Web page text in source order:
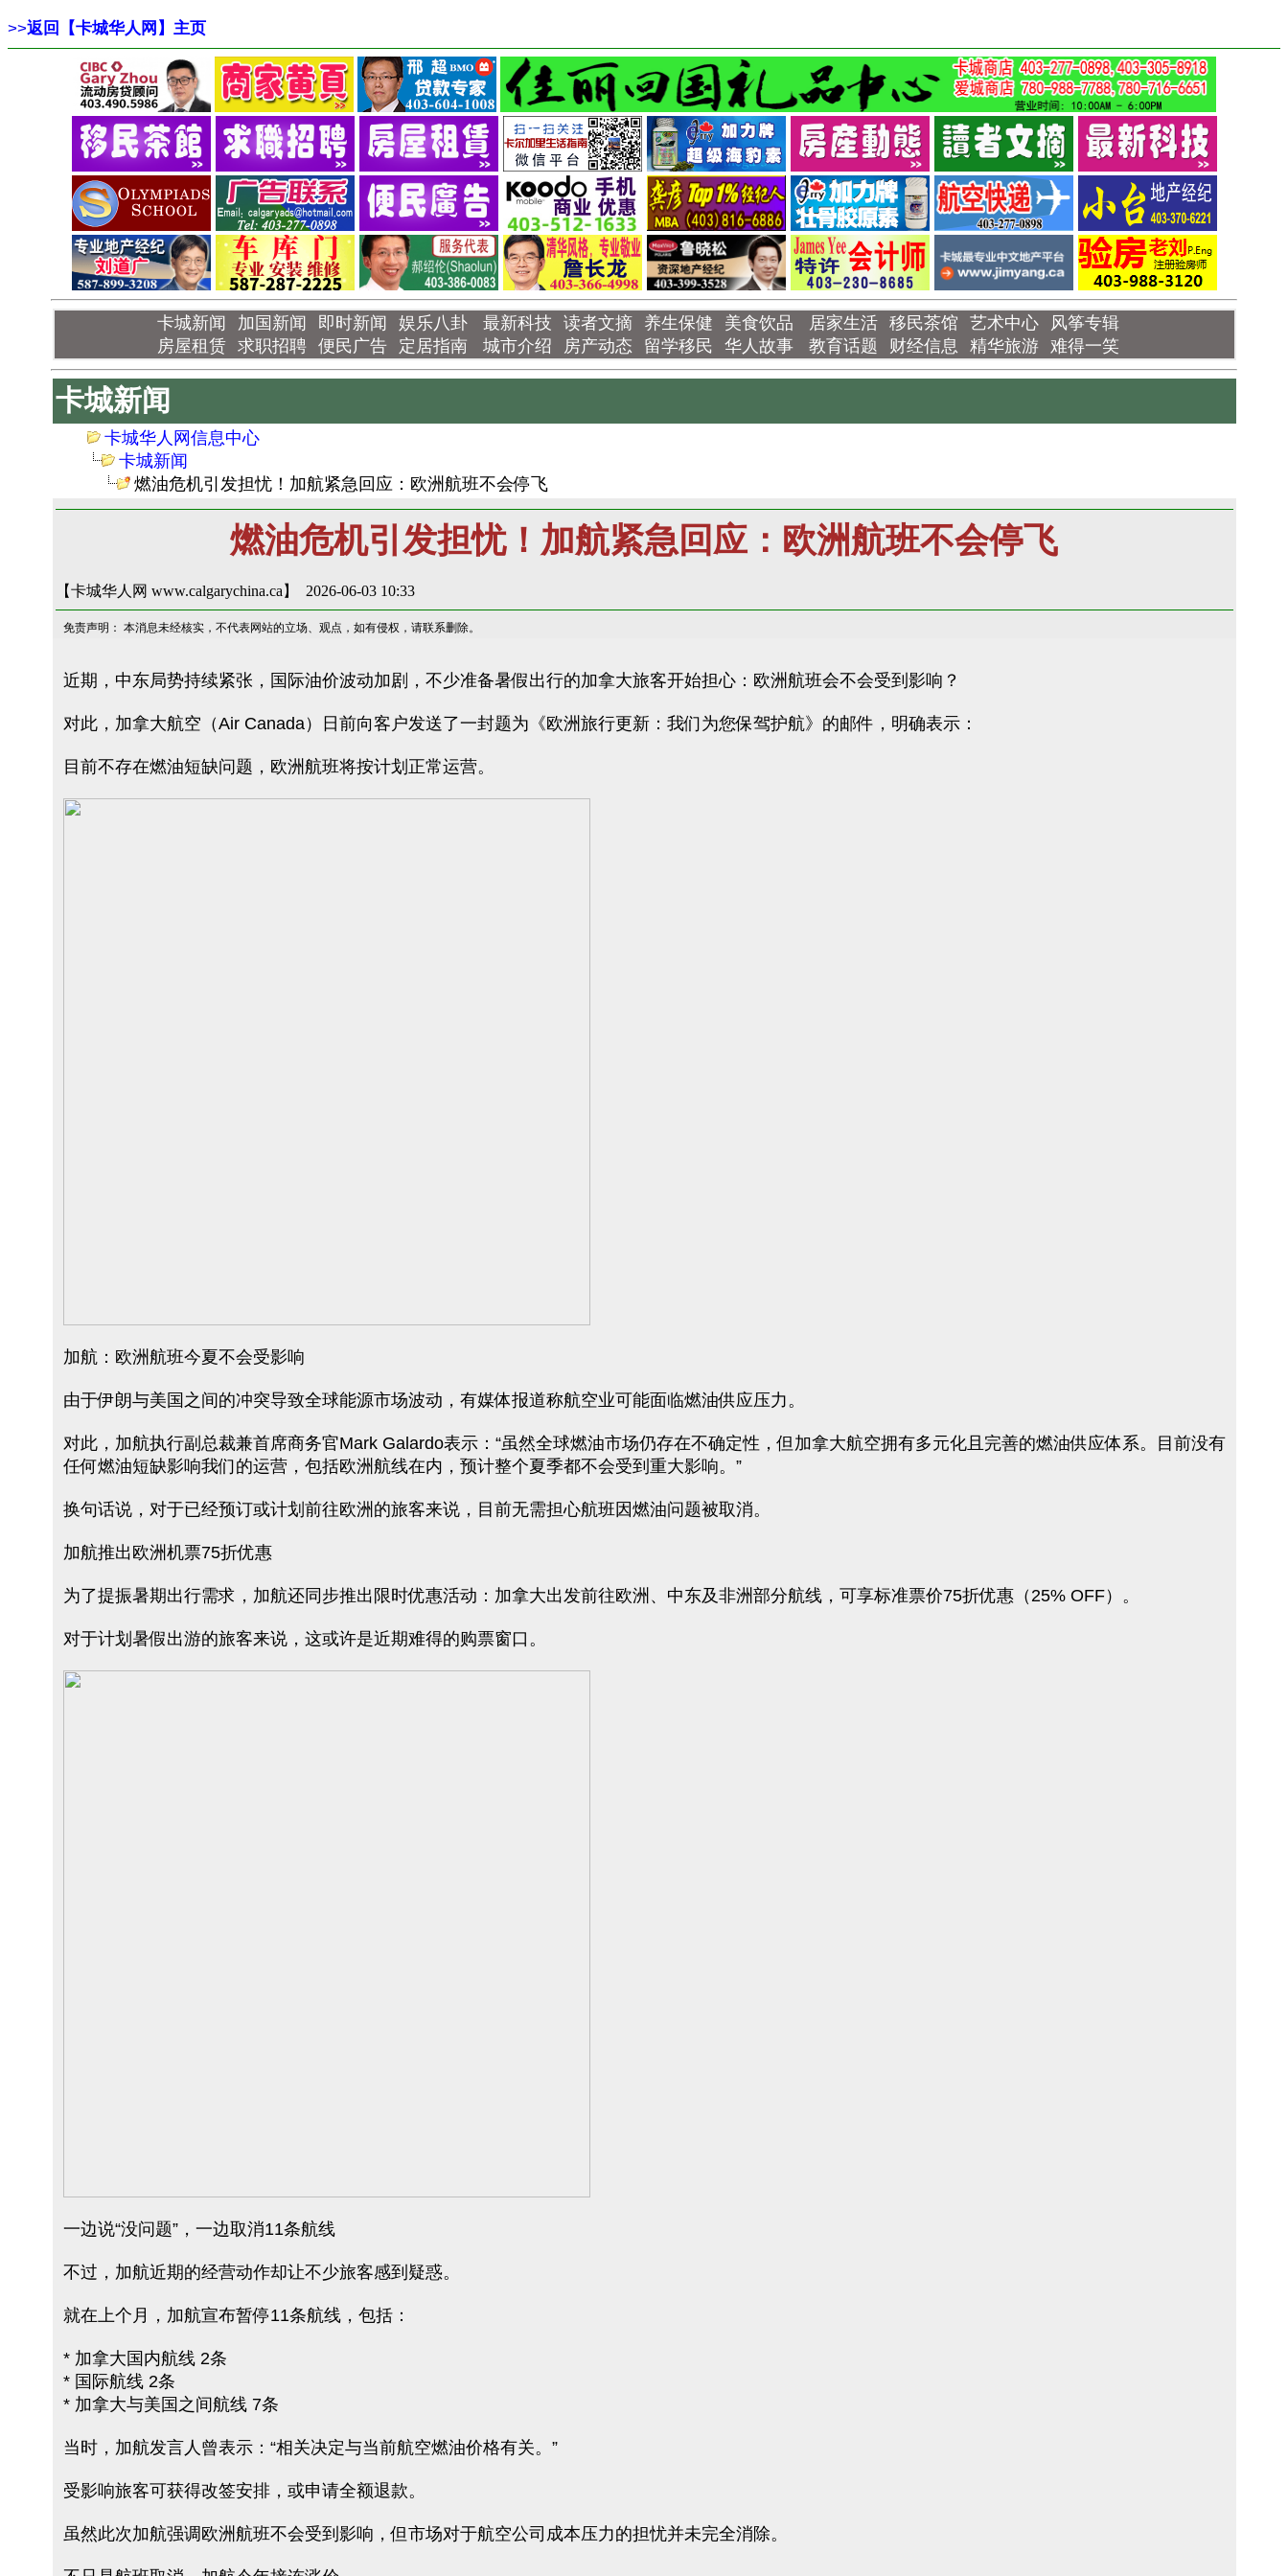
>>返回【卡城华人网】主页
卡城新闻 加国新闻 即时新闻 娱乐八卦 最新科技 读者文摘 养生保健 美食饮品 居家生活 移民茶馆 艺术中心
风筝专辑
房屋租赁 求职招聘 便民广告 定居指南 城市介绍 房产动态 留学移民 华人故事 教育话题 财经信息 精华旅游 难得一笑
卡城新闻
卡城华人网信息中心
卡城新闻
燃油危机引发担忧！加航紧急回应：欧洲航班不会停飞
燃油危机引发担忧！加航紧急回应：欧洲航班不会停飞
【卡城华人网 www.calgarychina.ca】 2026-06-03 10:33
免责声明： 本消息未经核实，不代表网站的立场、观点，如有侵权，请联系删除。
近期，中东局势持续紧张，国际油价波动加剧，不少准备暑假出行的加拿大旅客开始担心：欧洲航班会不会受到影响？
对此，加拿大航空（Air Canada）日前向客户发送了一封题为《欧洲旅行更新：我们为您保驾护航》的邮件，明确表示：
目前不存在燃油短缺问题，欧洲航班将按计划正常运营。
加航：欧洲航班今夏不会受影响
由于伊朗与美国之间的冲突导致全球能源市场波动，有媒体报道称航空业可能面临燃油供应压力。
对此，加航执行副总裁兼首席商务官Mark Galardo表示：“虽然全球燃油市场仍存在不确定性，但加拿大航空拥有多元化且完善的燃油供应体系。目前没有
任何燃油短缺影响我们的运营，包括欧洲航线在内，预计整个夏季都不会受到重大影响。”
换句话说，对于已经预订或计划前往欧洲的旅客来说，目前无需担心航班因燃油问题被取消。
加航推出欧洲机票75折优惠
为了提振暑期出行需求，加航还同步推出限时优惠活动：加拿大出发前往欧洲、中东及非洲部分航线，可享标准票价75折优惠（25% OFF）。
对于计划暑假出游的旅客来说，这或许是近期难得的购票窗口。
一边说“没问题”，一边取消11条航线
不过，加航近期的经营动作却让不少旅客感到疑惑。
就在上个月，加航宣布暂停11条航线，包括：
* 加拿大国内航线 2条
* 国际航线 2条
* 加拿大与美国之间航线 7条
当时，加航发言人曾表示：“相关决定与当前航空燃油价格有关。”
受影响旅客可获得改签安排，或申请全额退款。
虽然此次加航强调欧洲航班不会受到影响，但市场对于航空公司成本压力的担忧并未完全消除。